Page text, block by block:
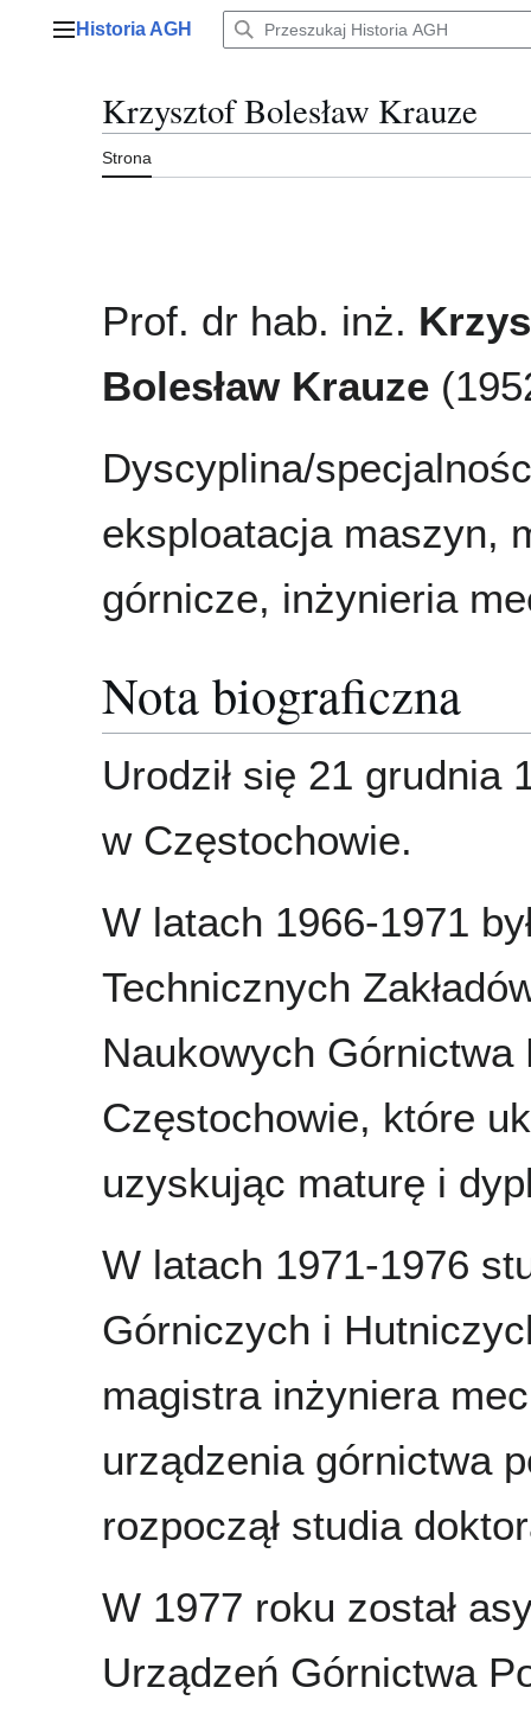
Menu główne
Historia AGH
Krzysztof Bolesław Krauze
Strona
Prof. dr hab. inż.
Bolesław Krauze
Dyscyplina/
eksploatacja maszyn,
górnicze, inżynieria
Nota biograficzna
Urodził się 21 grudnia
w Częstochowie.
W latach 1966-1971
Technicznych
Naukowych Górnictwa
Częstochowie, które
uzyskując maturę i
W latach 1971-1976
Górniczych i
magistra inżyniera
urządzenia górnictwa
rozpoczął studia
W 1977 roku został
Urządzeń Górnictwa